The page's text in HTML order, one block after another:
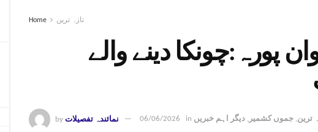
Home تازہ ترین
پورہ:چونکا دینے والے
by نمائندہ تفصیلات 06/06/2026 in ترین, جموں کشمیر , دیگر اہم خبریں